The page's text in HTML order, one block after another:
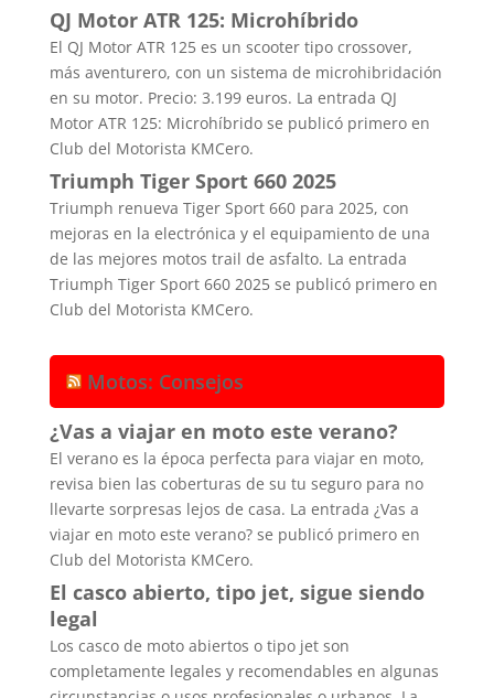
QJ Motor ATR 125: Microhíbrido
El QJ Motor ATR 125 es un scooter tipo crossover,
más aventurero, con un sistema de microhibridación
en su motor. Precio: 3.199 euros. La entrada QJ
Motor ATR 125: Microhíbrido se publicó primero en
Club del Motorista KMCero.
Triumph Tiger Sport 660 2025
Triumph renueva Tiger Sport 660 para 2025, con
mejoras en la electrónica y el equipamiento de una
de las mejores motos trail de asfalto. La entrada
Triumph Tiger Sport 660 2025 se publicó primero en
Club del Motorista KMCero.
Motos: Consejos
¿Vas a viajar en moto este verano?
El verano es la época perfecta para viajar en moto,
revisa bien las coberturas de su tu seguro para no
llevarte sorpresas lejos de casa. La entrada ¿Vas a
viajar en moto este verano? se publicó primero en
Club del Motorista KMCero.
El casco abierto, tipo jet, sigue siendo
legal
Los casco de moto abiertos o tipo jet son
completamente legales y recomendables en algunas